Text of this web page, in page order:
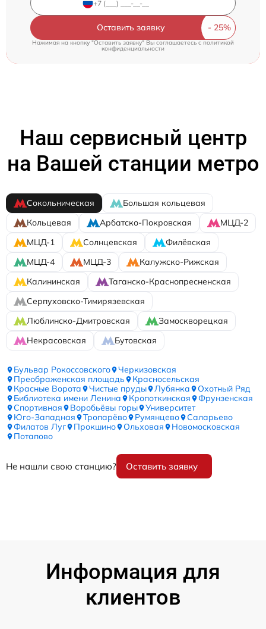
Оставить заявку
Нажимая на кнопку "Оставить заявку" Вы соглашаетесь cполитикой
конфиденциальности
Наш сервисный центр
на Вашей станции метро
Сокольническая
Большая кольцевая
Кольцевая
Арбатско-Покровская
МЦД-2
МЦД-1
Солнцевская
Филёвская
МЦД-4
МЦД-3
Калужско-Рижская
Калининская
Таганско-Краснопресненская
Серпуховско-Тимирязевская
Люблинско-Дмитровская
Замоскворецкая
Некрасовская
Бутовская
Бульвар Рокоссовского
Черкизовская
Преображенская площадь
Красносельская
Красные Ворота
Чистые пруды Лубянка
Охотный Ряд
Библиотека имени Ленина
Кропоткинская
Фрунзенская
Спортивная
Воробьёвы горы
Университет
Юго-Западная
Тропарёво Румянцево
Саларьево
Филатов Луг
Прокшино Ольховая
Новомосковская
Потапово
Не нашли свою станцию? Оставить заявку
Информация для
клиентов